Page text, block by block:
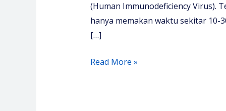
(Human Immunodeficiency Virus).
hanya memakan waktu sekitar 10-
[…]
Pelatihan
Read More »